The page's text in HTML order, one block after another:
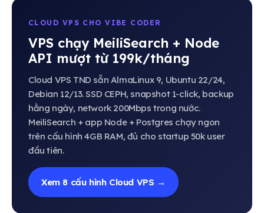
CLOUD VPS CHO VIBE CODER
VPS chạy MeiliSearch + Node
API mượt từ 199k/tháng
Cloud VPS TND sẵn AlmaLinux 9, Ubuntu 22/24,
Debian 12/13. SSD CEPH, snapshot 1-click, backup
hằng ngày, network 200Mbps trong nước.
MeiliSearch + app Node + Postgres chạy ngon
trên cấu hình 4GB RAM, đủ cho startup 50k user
đầu tiên.
Xem 8 cấu hình Cloud VPS →